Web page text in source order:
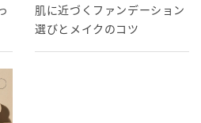
肌に近づくファンデーション
選びとメイクのコツ